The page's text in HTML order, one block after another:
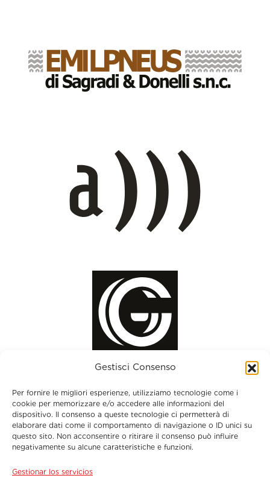
Gestisci Consenso
Per fornire le migliori esperienze, utilizziamo tecnologie come i
cookie per memorizzare e/o accedere alle informazioni del
dispositivo. Il consenso a queste tecnologie ci permetterà di
elaborare dati come il comportamento di navigazione o ID unici su
questo sito. Non acconsentire o ritirare il consenso può influire
negativamente su alcune caratteristiche e funzioni.
Gestionar los servicios
Menu
Datos de contacto